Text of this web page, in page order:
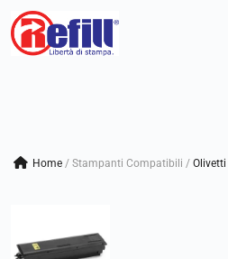
Vai
Home / Stampanti Compatibili / olivetti